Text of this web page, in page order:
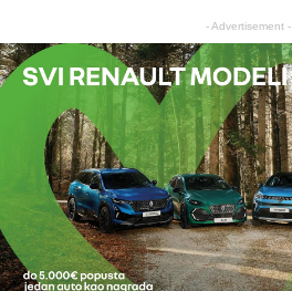
- Advertisement -